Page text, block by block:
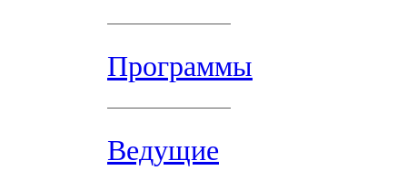
Программы
Ведущие